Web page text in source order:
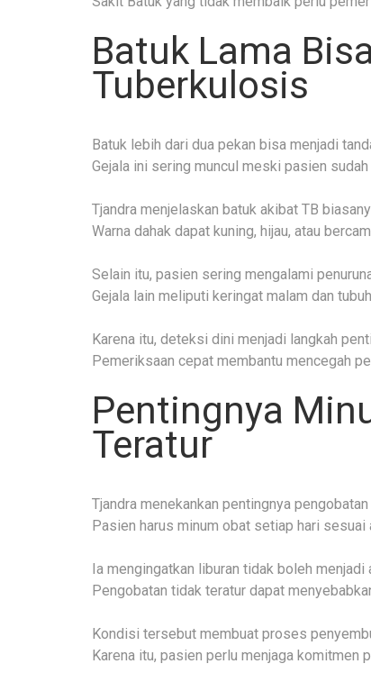
Batuk Lama
Tuberkulosis
Batuk lebih dari dua pekan bisa menjadi
Gejala ini sering muncul meski pasien
Tjandra menjelaskan batuk akibat TB
Warna dahak dapat kuning, hijau, atau
Selain itu, pasien sering mengalami
Gejala lain meliputi keringat malam dan
Karena itu, deteksi dini menjadi langkah
Pemeriksaan cepat membantu mencegah
Pentingnya
Teratur
Tjandra menekankan pentingnya
Pasien harus minum obat setiap hari sesuai
Ia mengingatkan liburan tidak boleh
Pengobatan tidak teratur dapat
Kondisi tersebut membuat proses
Karena itu, pasien perlu menjaga komitmen